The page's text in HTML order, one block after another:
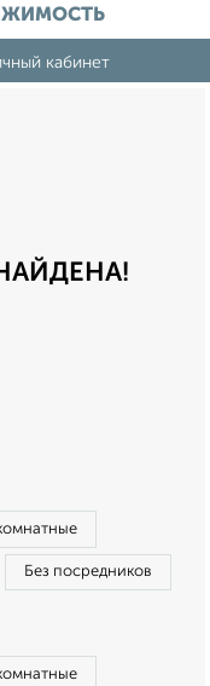
кабинет
Без посредников